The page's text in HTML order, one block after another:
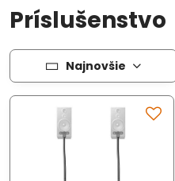
Príslušenstvo
Najnovšie